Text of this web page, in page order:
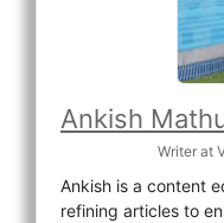
Ankish
Writer at
Ankish is a content
refining articles to